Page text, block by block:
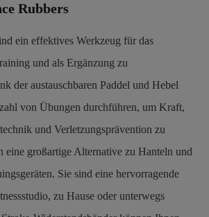
Rubbers
ein effektives Werkzeug für das
und als Ergänzung zu
der austauschbaren Paddel und Hebel
von Übungen durchführen, um Kraft,
und Verletzungsprävention zu
eine großartige Alternative zu Hanteln und
Sie sind eine hervorragende
zu Hause oder unterwegs